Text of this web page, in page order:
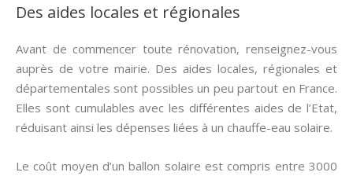
Des aides locales et régionales
Avant de commencer toute rénovation, renseignez-vous
auprès de votre mairie. Des aides locales, régionales et
départementales sont possibles un peu partout en France.
Elles sont cumulables avec les différentes aides de l’Etat,
réduisant ainsi les dépenses liées à un chauffe-eau solaire.
Le coût moyen d’un ballon solaire est compris entre 3000